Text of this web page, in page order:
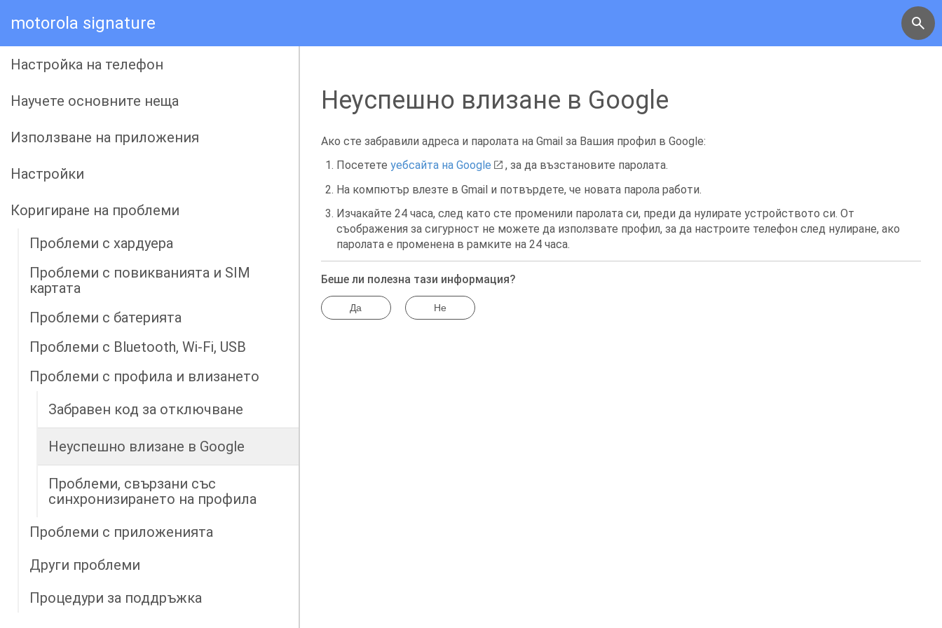
motorola signature
Неуспешно влизане в Google
Ако сте забравили адреса и паролата на Gmail за Вашия профил в Google:
Посетете уебсайта на Google
, за да възстановите паролата.
На компютър влезте в Gmail и потвърдете, че новата парола работи.
Изчакайте 24 часа, след като сте променили паролата си, преди да нулирате устройството си. От
съображения за сигурност не можете да използвате профил, за да настроите телефон след нулиране, ако
паролата е променена в рамките на 24 часа.
Беше ли полезна тази информация?
Да Не
Настройка на телефон
Научете основните неща
Използване на приложения
Настройки
Коригиране на проблеми
Проблеми с хардуера
Проблеми с повикванията и SIM
картата
Проблеми с батерията
Проблеми с Bluetooth, Wi-Fi, USB
Проблеми с профила и влизането
Забравен код за отключване
Неуспешно влизане в Google
Проблеми, свързани със
синхронизирането на профила
Проблеми с приложенията
Други проблеми
Процедури за поддръжка